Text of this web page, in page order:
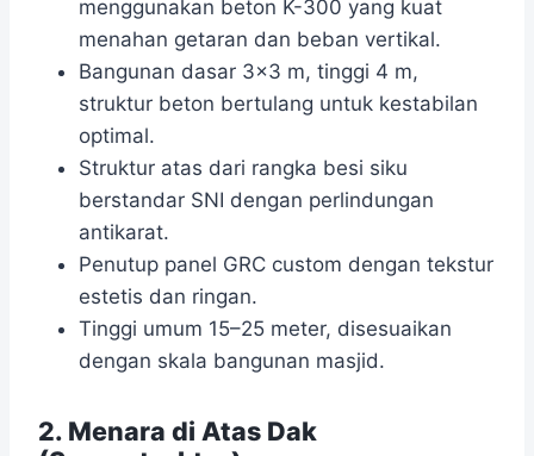
menggunakan beton K-300 yang kuat
menahan getaran dan beban vertikal.
Bangunan dasar 3×3 m, tinggi 4 m,
struktur beton bertulang untuk kestabilan
optimal.
Struktur atas dari rangka besi siku
berstandar SNI dengan perlindungan
antikarat.
Penutup panel GRC custom dengan tekstur
estetis dan ringan.
Tinggi umum 15–25 meter, disesuaikan
dengan skala bangunan masjid.
2. Menara di Atas Dak